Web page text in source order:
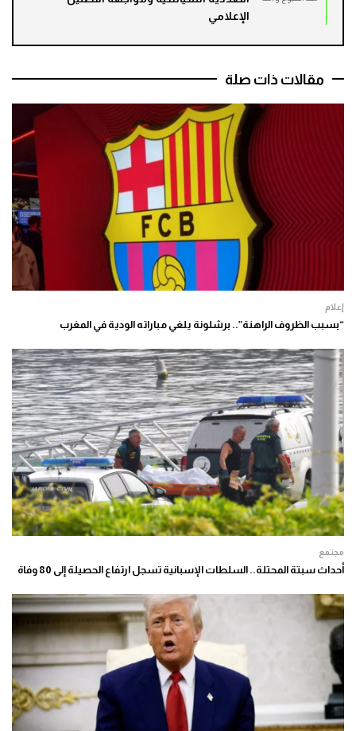
الإعلامي
مقالات ذات صلة
إعلام
“بسبب الظروف الراهنة”.. برشلونة يلغي مباراته الودية في المغرب
مجتمع
أحداث سبتة المحتلة.. السلطات الإسبانية تسجل ارتفاع الحصيلة إلى 80 وفاة